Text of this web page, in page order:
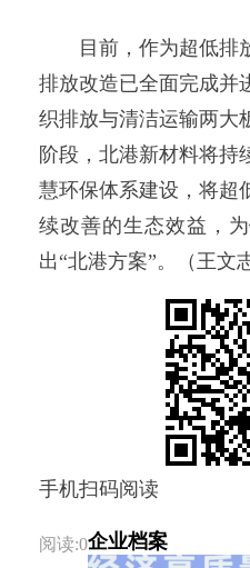
目前，作为超低排
排放改造已全面完成并
织排放与清洁运输两大
阶段，北港新材料将持
慧环保体系建设，将超
续改善的生态效益，
出“北港方案”。（王文
手机扫码阅读
阅读:0企业档案